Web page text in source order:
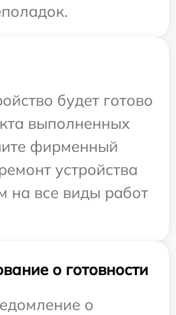
будет готово
выполненных
фирменный
устройства
на все виды работ
о готовности
о